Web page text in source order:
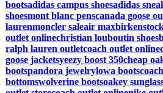
bootsadidas campus shoesadidas
shoesmont blanc penscanada goose
laurenmoncler saleair max
outlet onlinechristian louboutin shoes
ralph lauren outletcoach outlet online
goose jacketsyeezy boost 350cheap
bootspandora jewelrylowa boots
bottomswolverine bootsoakey